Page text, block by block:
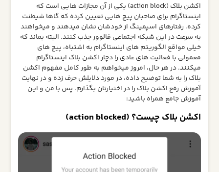
اکشن بلاک (action block) یکی از آن مجازات هایی است که
اینستاگرام برای صاحبان پیج هایی تعیین کرده که گاها شیطنت
کرده، رفتارهای اسپمینگ از خودشان نشان میدهند و میخواهند
به سرعت در این شبکه اجتماعی فالوور جذب کنند. البته بماند که
خیلی مواقع الگوریتم های اینستاگرام به اشتباه، پیج های
معمولی با فعالیت های عادی را دچار اکشن بلاک اینستاگرام
میکنند. در هر حال، امروز میخواهم به طور کامل مفهوم اکشن
بلاک را به شما توضیح داده، در مورد دلایلش حرف زده و در نهایت
آموزش رفع اکشن بلاک را در اختیارتان بگذارم. پس با من و این
آموزش جامع همراه باشید:
اکشن بلاک چیست؟ (action blocked)